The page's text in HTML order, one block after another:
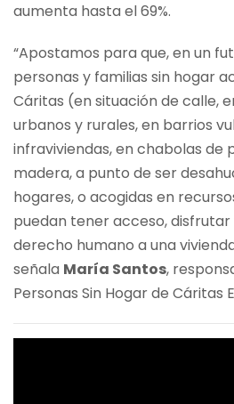
aumenta hasta el 69%.
“Apostamos para que, en un
personas y familias sin hogar
Cáritas (en situación de calle,
urbanos y rurales, en barrios
infraviviendas, en chabolas de
madera, a punto de ser
hogares, o acogidas en
puedan tener acceso,
derecho humano a una
señala María Santos,
Personas Sin Hogar de Cáritas